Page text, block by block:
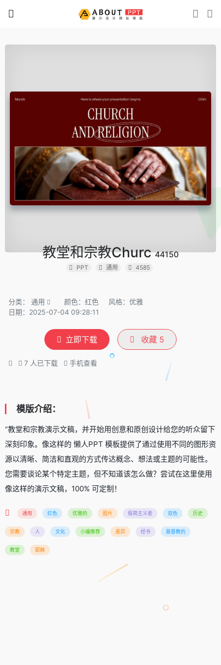
教堂和宗教Churc44150
PPT 通用 4585
分类： 通用 颜色：红色
风格：优雅
日期：2025-07-04 09:28:11
立即下载 收藏 5
7 人已下载 手机查看
模版介绍：
“教堂和宗教演示文稿，并开始用创意和原创设计给您的听众留下
深刻印象。像这样的 懒人PPT 模板提供了通过使用不同的图形资
源以清晰、简洁和直观的方式传达概念、想法或主题的可能性。
您需要谈论某个特定主题，但不知道该怎么做？尝试在这里使用
像这样的演示文稿，100% 可定制！
通用 红色 优雅的 图片 极简主义者 双色 历史
宗教 人 文化 小编推荐 差异 经书 基督教的
教堂 耶稣